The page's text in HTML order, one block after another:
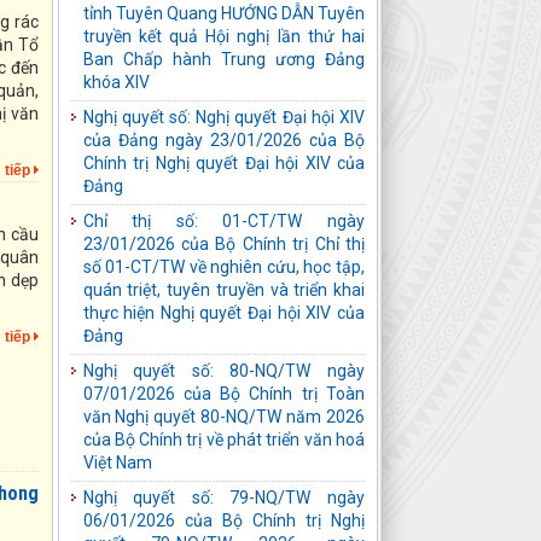
rác
Tổ
đến
văn
tiếp
cầu
dẹp
tiếp
Đảng
Chỉ thị số: 01-CT/TW ngày
23/01/2026 của Bộ Chính trị Chỉ thị
quán triệt, tuyên truyền và triển khai
thực hiện Nghị quyết Đại hội XIV của
Đảng
Nghị quyết số: 80-NQ/TW ngày
07/01/2026 của Bộ Chính trị Toàn
văn Nghị quyết 80-NQ/TW năm 2026
của Bộ Chính trị về phát triển văn hoá
Việt Nam
Nghị quyết số: 79-NQ/TW ngày
06/01/2026 của Bộ Chính trị Nghị
quyết 79-NQ/TW 2026, ngày
06/01/2026 của Bộ Chính trị về phát
triển kinh tế nhà nước
Quyết định số: 43/QĐ-MTTQ-BTT
ngày 25/11/2025 của Uỷ ban MTTQ
tỉnh Tuyên Quang Quyết định hỗ trợ
kinh phí làm mới và sửa chữa nhà ở